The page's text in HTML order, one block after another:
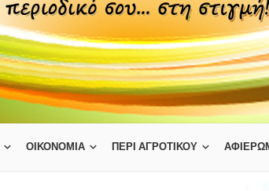
ΟΙΚΟΝΟΜΙΑ ΠΕΡΙ ΑΓΡΟΤΙΚΟΥ